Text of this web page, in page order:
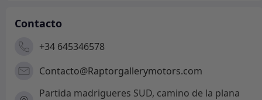
Contacto
+34 645346578
Contacto@Raptorgallerymotors.com
Partida madrigueres SUD, camino de la plana